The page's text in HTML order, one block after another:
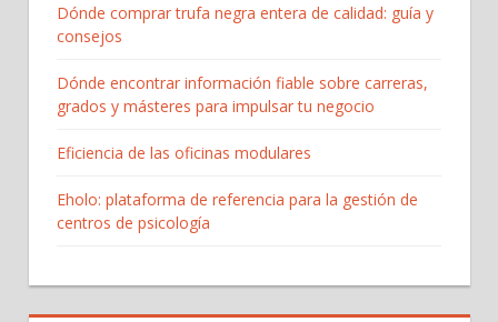
Dónde comprar trufa negra entera de calidad: guía y
consejos
Dónde encontrar información fiable sobre carreras,
grados y másteres para impulsar tu negocio
Eficiencia de las oficinas modulares
Eholo: plataforma de referencia para la gestión de
centros de psicología